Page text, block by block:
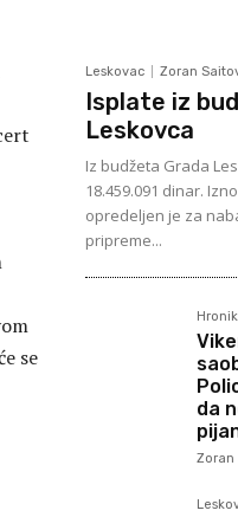
se
Leskovac Zoran
Isplate iz
Leskovca
Iz budžeta Grada
18.459.091 dinar.
opredeljen je za
pripreme...
da
Zoran